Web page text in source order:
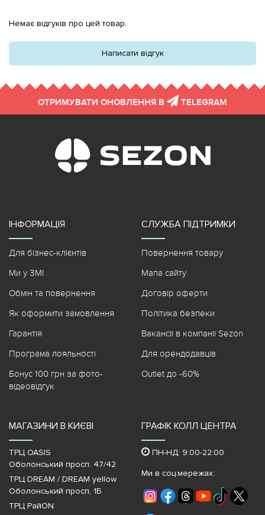
Немає відгуків про цей товар.
Написати відгук
ОТРИМУВАТИ ОНОВЛЕННЯ В TELEGRAM
ІНФОРМАЦІЯ
Для бізнес-клієнтів
Ми у ЗМІ
Обмін та повернення
Як оформити замовлення
Гарантія
Програма лояльності
Бонус 100 грн за фото-
відеовідгук
СЛУЖБА ПІДТРИМКИ
Повернення товару
Мапа сайту
Договір оферти
Політика безпеки
Вакансії в компанії Sezon
Для орендодавців
Outlet до -60%
МАГАЗИНИ В КИЄВІ
ТРЦ OASIS
Оболонський просп. 47/42
ТРЦ DREAM / DREAM yellow
Оболонський просп, 1Б
ТРЦ РайON
ГРАФІК КОЛЛ ЦЕНТРА
ПН-НД: 9:00-22:00
Ми в соц.мережах: